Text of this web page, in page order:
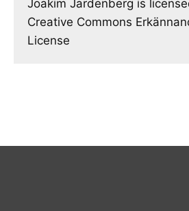
Joakim Jardenberg is
Creative Commons
License